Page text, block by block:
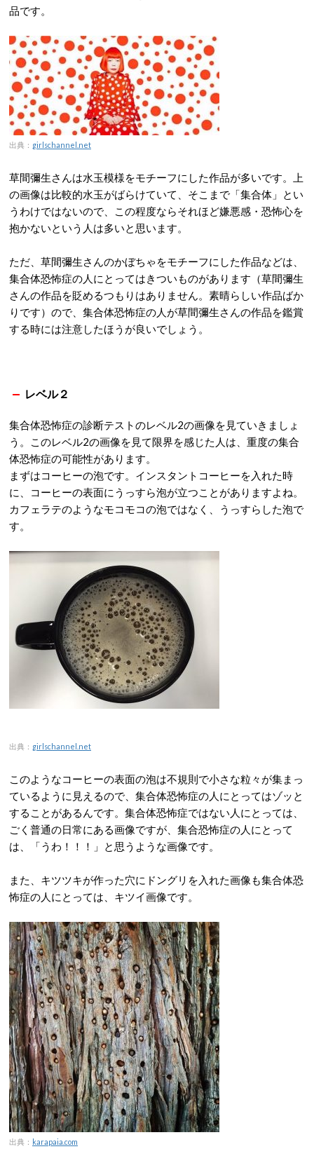
品です。
出典： girlschannel.net
草間彌生さんは水玉模様をモチーフにした作品が多いです。上
の画像は比較的水玉がばらけていて、そこまで「集合体」とい
うわけではないので、この程度ならそれほど嫌悪感・恐怖心を
抱かないという人は多いと思います。
ただ、草間彌生さんのかぼちゃをモチーフにした作品などは、
集合体恐怖症の人にとってはきついものがあります（草間彌生
さんの作品を貶めるつもりはありません。素晴らしい作品ばか
りです）ので、集合体恐怖症の人が草間彌生さんの作品を鑑賞
する時には注意したほうが良いでしょう。
レベル２
集合体恐怖症の診断テストのレベル2の画像を見ていきましょ
う。このレベル2の画像を見て限界を感じた人は、重度の集合
体恐怖症の可能性があります。
まずはコーヒーの泡です。インスタントコーヒーを入れた時
に、コーヒーの表面にうっすら泡が立つことがありますよね。
カフェラテのようなモコモコの泡ではなく、うっすらした泡で
す。
出典： girlschannel.net
このようなコーヒーの表面の泡は不規則で小さな粒々が集まっ
ているように見えるので、集合体恐怖症の人にとってはゾッと
することがあるんです。集合体恐怖症ではない人にとっては、
ごく普通の日常にある画像ですが、集合恐怖症の人にとって
は、「うわ！！！」と思うような画像です。
また、キツツキが作った穴にドングリを入れた画像も集合体恐
怖症の人にとっては、キツイ画像です。
出典： karapaia.com